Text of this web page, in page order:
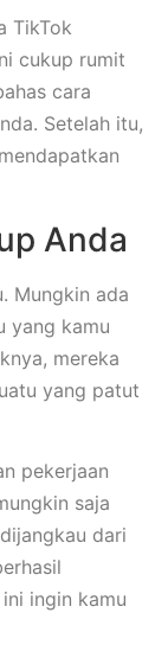
TikTok
cukup rumit
cara
Setelah itu,
Anda
Mungkin ada
yang kamu
mereka
yang patut
pekerjaan
saja
dari
ingin kamu